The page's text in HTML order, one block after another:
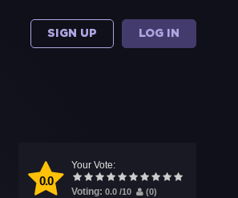
SIGN UP LOG IN
0.0
Your Vote:
Voting: 0.0 /10 (0)